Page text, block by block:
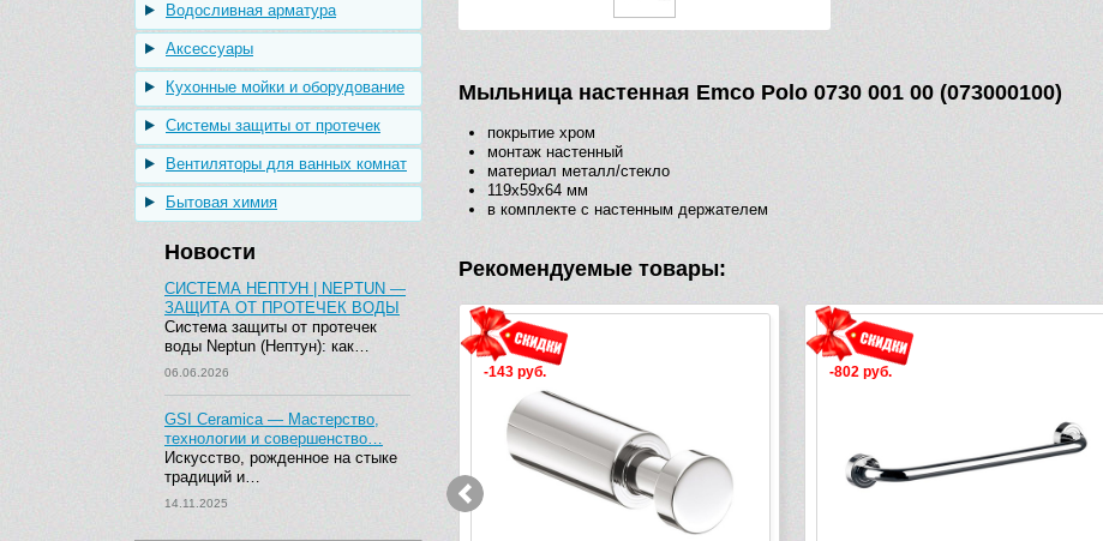
Водосливная арматура
Аксессуары
Кухонные мойки и оборудование
Системы защиты от протечек
Вентиляторы для ванных комнат
Бытовая химия
Новости
СИСТЕМА НЕПТУН | NEPTUN —
ЗАЩИТА ОТ ПРОТЕЧЕК ВОДЫ
Система защиты от протечек
воды Neptun (Нептун): как…
06.06.2026
GSI Ceramica — Мастерство,
технологии и совершенство…
Искусство, рожденное на стыке
традиций и…
14.11.2025
Мыльница настенная Emco Polo 0730 001 00 (073000100)
покрытие хром
монтаж настенный
материал металл/стекло
119х59х64 мм
в комплекте с настенным держателем
Рекомендуемые товары:
-143 руб. -802 руб.